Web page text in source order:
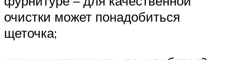
очистки может понадобиться
щеточка;